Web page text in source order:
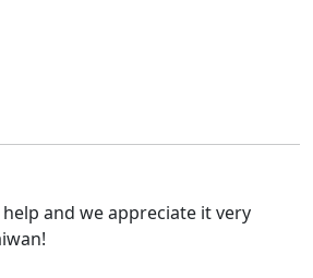
and we appreciate it very